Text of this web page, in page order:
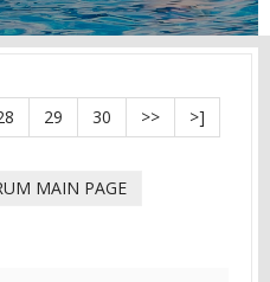
29 30 >> >]
MAIN PAGE